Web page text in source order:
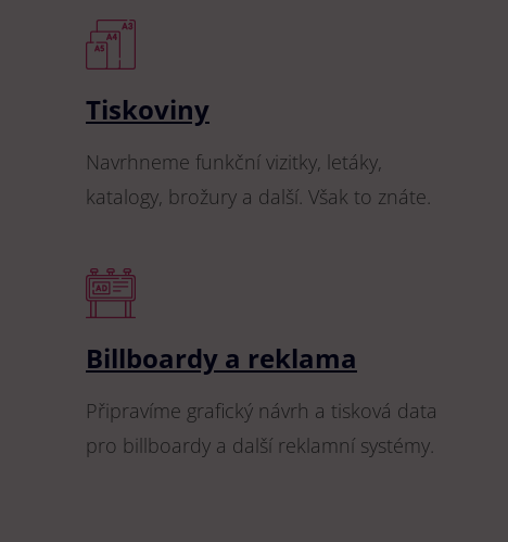
Tiskoviny
Navrhneme funkční vizitky, letáky,
katalogy, brožury a další. Však to znáte.
Billboardy a reklama
Připravíme grafický návrh a tisková data
pro billboardy a další reklamní systémy.